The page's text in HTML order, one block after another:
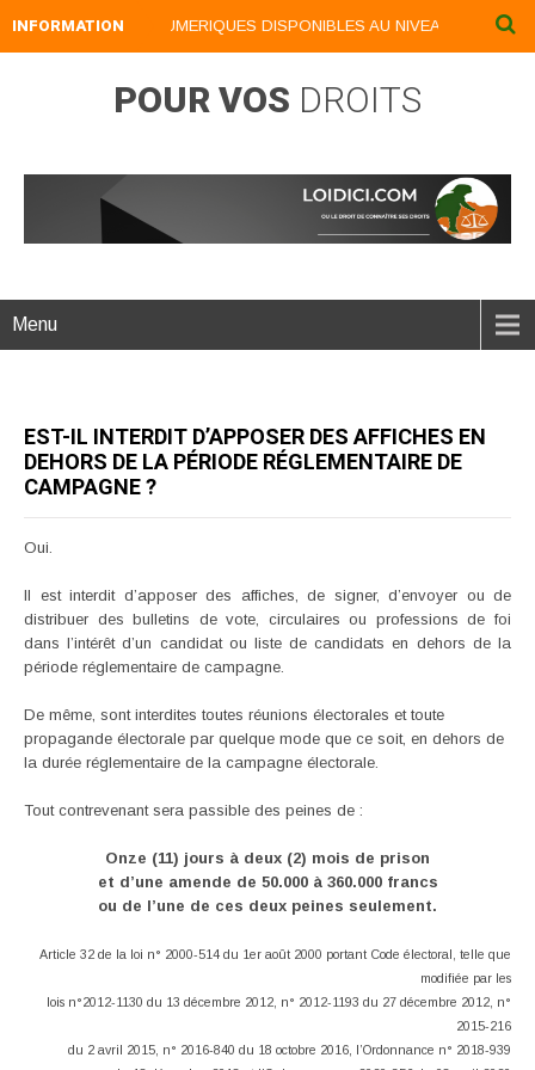
INFORMATION
NOS LIVRES NUMERIQUES DISPONIBLES AU NIVEAU DU MENU
POUR VOS DROITS
Menu
EST-IL INTERDIT D’APPOSER DES AFFICHES EN
DEHORS DE LA PÉRIODE RÉGLEMENTAIRE DE
CAMPAGNE ?
Oui.
Il est interdit d’apposer des affiches, de signer, d’envoyer ou de
distribuer des bulletins de vote, circulaires ou professions de foi
dans l’intérêt d’un candidat ou liste de candidats en dehors de la
période réglementaire de campagne.
De même, sont interdites toutes réunions électorales et toute
propagande électorale par quelque mode que ce soit, en dehors de
la durée réglementaire de la campagne électorale.
Tout contrevenant sera passible des peines de :
Onze (11) jours à deux (2) mois de prison
et d’une amende de 50.000 à 360.000 francs
ou de l’une de ces deux peines seulement.
Article 32 de la loi n° 2000-514 du 1er août 2000 portant Code électoral, telle que
modifiée par les
lois n°2012-1130 du 13 décembre 2012, n° 2012-1193 du 27 décembre 2012, n°
2015-216
du 2 avril 2015, n° 2016-840 du 18 octobre 2016, l’Ordonnance n° 2018-939